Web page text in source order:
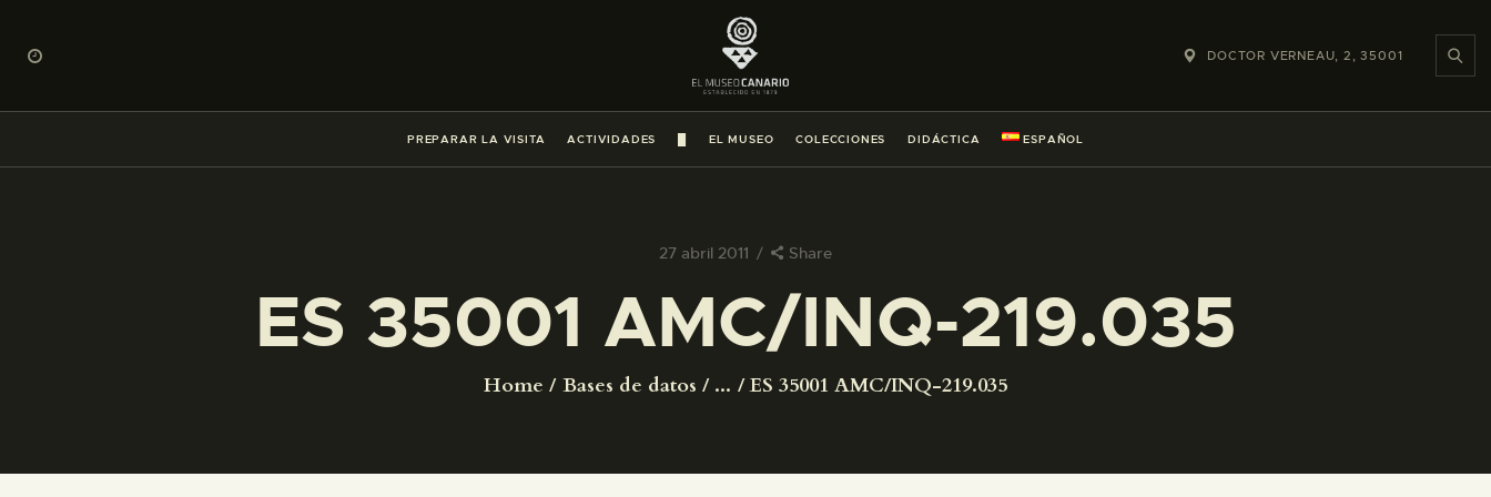
DOCTOR VERNEAU, 2, 35001
PREPARAR LA VISITA ACTIVIDADES EL MUSEO COLECCIONES DIDÁCTICA ESPAÑOL
27 abril 2011 Share
ES 35001 AMC/INQ-219.035
Home Bases de datos ... ES 35001 AMC/INQ-219.035
PREPARAR LA VISITA
ACTIVIDADES
█
COLECCIONES
DIDÁCTICA